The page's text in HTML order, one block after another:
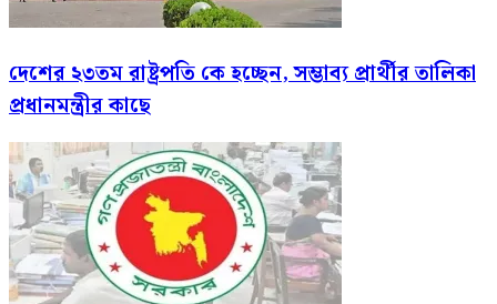
দেশের ২৩তম রাষ্ট্রপতি কে হচ্ছেন, সম্ভাব্য প্রার্থীর তালিকা
প্রধানমন্ত্রীর কাছে